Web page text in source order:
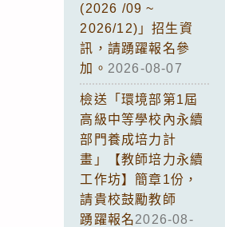
(2026 /09 ~
2026/12)」招生資
訊，請踴躍報名參
加。 2026-08-07
檢送「環境部第1屆
高級中等學校內永續
部門養成培力計
畫」【教師培力永續
工作坊】簡章1份，
請貴校鼓勵教師
踴躍報名2026-08-